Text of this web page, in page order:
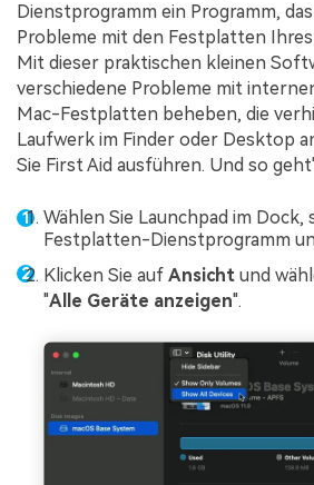
Dienstprogramm ein Programm,
Probleme mit den Festplatten
Mit dieser praktischen kleinen
verschiedene Probleme mit
Mac-Festplatten beheben, die
Laufwerk im Finder oder Desktop
Sie First Aid ausführen. Und so
Wählen Sie Launchpad im Dock,
Festplatten-Dienstprogramm
Klicken Sie auf Ansicht und
"Alle Geräte anzeigen".